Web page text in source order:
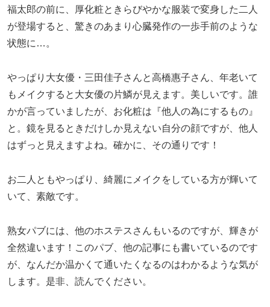
福太郎の前に、厚化粧ときらびやかな服装で変身した二人
が登場すると、驚きのあまり心臓発作の一歩手前のような
状態に…。
やっぱり大女優・三田佳子さんと高橋惠子さん、年老いて
もメイクすると大女優の片鱗が見えます。美しいです。誰
かが言っていましたが、お化粧は『他人の為にするもの』
と。鏡を見るときだけしか見えない自分の顔ですが、他人
はずっと見えますよね。確かに、その通りです！
お二人ともやっぱり、綺麗にメイクをしている方が輝いて
いて、素敵です。
熟女パブには、他のホステスさんもいるのですが、輝きが
全然違います！このパブ、他の記事にも書いているのです
が、なんだか温かくて通いたくなるのはわかるような気が
します。是非、読んでください。